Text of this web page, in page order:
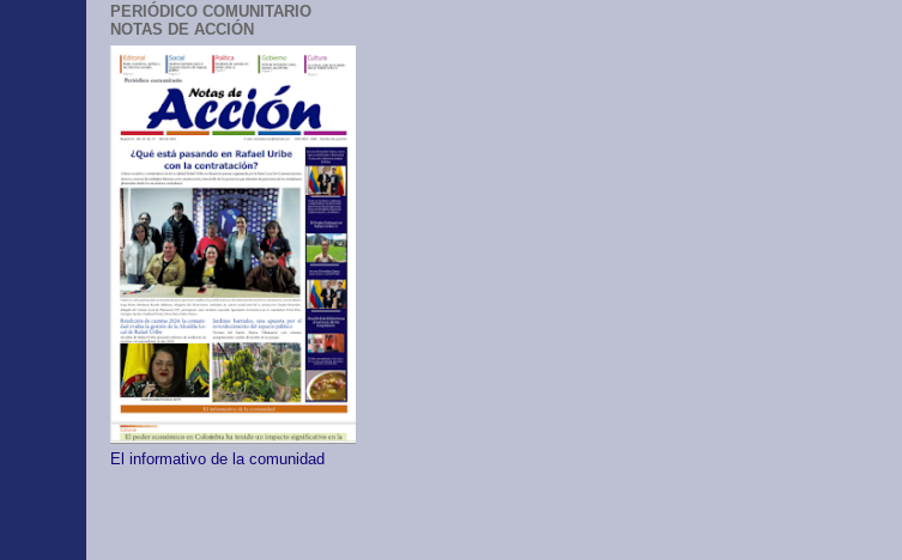
PERIÓDICO COMUNITARIO
NOTAS DE ACCIÓN
El informativo de la comunidad